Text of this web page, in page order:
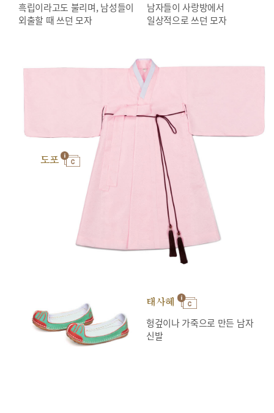
흑립이라고도 불리며, 남성들이
외출할 때 쓰던 모자
남자들이 사랑방에서
일상적으로 쓰던 모자
도포
태사혜
헝겊이나 가죽으로 만든 남자
신발